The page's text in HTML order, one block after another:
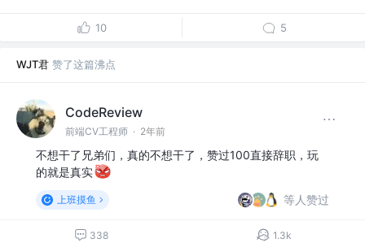
10 5
WJT君 赞了这篇沸点
CodeReview
前端CV工程师 · 2年前
不想干了兄弟们，真的不想干了，赞过100直接辞职，玩
的就是真实
上班摸鱼 等人赞过
338 1.3k